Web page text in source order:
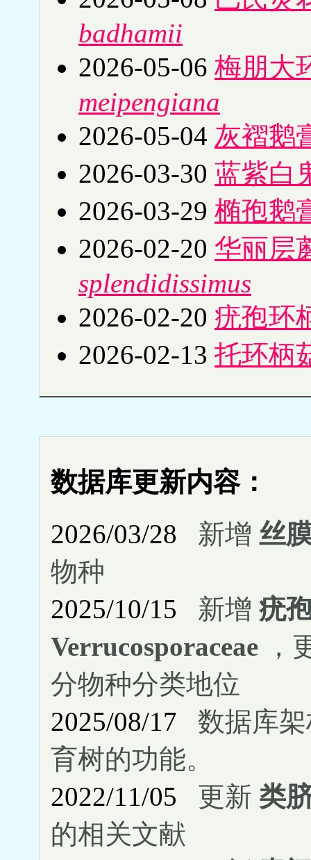
badhamii
2026-05-06 梅朋大
meipengiana
2026-05-04 灰褶鹅
2026-03-30 蓝紫白
2026-03-29 椭孢鹅
2026-02-20 华丽层
splendidissimus
2026-02-20 疣孢环
2026-02-13 托环柄
数据库更新内容：
2026/03/28 新增 丝
物种
2025/10/15 新增 疣
Verrucosporaceae ，
分物种分类地位
2025/08/17 数据库
育树的功能。
2022/11/05 更新 类
的相关文献